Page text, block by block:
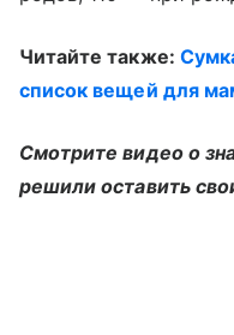
Читайте также:
список вещей для
Смотрите видео о
решили оставить